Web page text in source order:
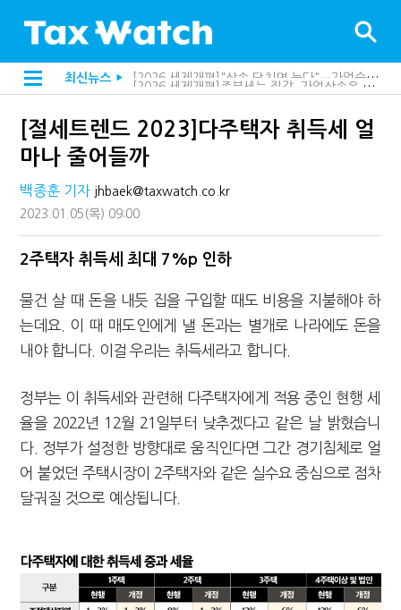
최신뉴스 ▶
[2026 세제개편]종부세는 집값, 가업상속은 기술…납세자가 꼭 볼 5가지
해외 안 갔는데 긁힌 신용카드…관세청이 몇분 만에 찾아낸 비결은?
전자담배 통관, 이제 제품이 아니라 공급망을 본다
내 지분만 봤다간 낭패…주식 양도세 추징 부른 '3가지 실수'
"세무플랫폼 문제 해결될 것"…세무사회 진단, 왜
배달라이더 원천징수 세금 인하…환급 플랫폼 수익성 악화될까
상속·증여세 조사, 이제 코인거래소까지 샅샅이 본다
강남이 좋다는 건 옛말…강서세무서장이 더 낫다?
[2026 세제개편]"상속 닥치면 늦다"…가업승계 성패, 시간에 달렸다
[절세트렌드 2023]다주택자 취득세 얼
마나 줄어들까
백종훈 기자 jhbaek@taxwatch.co.kr
2023.01.05 (목) 09:00
2주택자 취득세 최대 7%p 인하
물건 살 때 돈을 내듯 집을 구입할 때도 비용을 지불해야 하
는데요. 이 때 매도인에게 낼 돈과는 별개로 나라에도 돈을
내야 합니다. 이걸 우리는 취득세라고 합니다.
정부는 이 취득세와 관련해 다주택자에게 적용 중인 현행 세
율을 2022년 12월 21일부터 낮추겠다고 같은 날 밝혔습니
다. 정부가 설정한 방향대로 움직인다면 그간 경기침체로 얼
어 붙었던 주택시장이 2주택자와 같은 실수요 중심으로 점차
달궈질 것으로 예상됩니다.